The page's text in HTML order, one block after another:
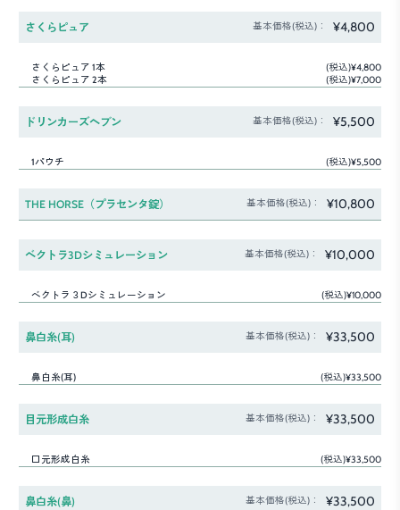
さくらピュア 基本価格(税込)： ¥4,800
さくらピュア 1本
(税込)¥4,800
さくらピュア 2本
(税込)¥7,000
ドリンカーズヘブン 基本価格(税込)： ¥5,500
1パウチ (税込)¥5,500
THE HORSE（プラセンタ錠） 基本価格(税込)： ¥10,800
ベクトラ3Dシミュレーション 基本価格(税込)： ¥10,000
ベクトラ３Dシミュレーション (税込)¥10,000
鼻白糸(耳) 基本価格(税込)： ¥33,500
鼻白糸(耳) (税込)¥33,500
目元形成白糸 基本価格(税込)： ¥33,500
口元形成白糸 (税込)¥33,500
鼻白糸(鼻) 基本価格(税込)： ¥33,500